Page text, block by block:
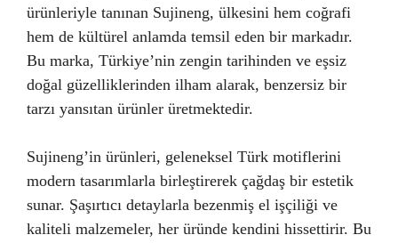
ürünleriyle tanınan Sujineng, ülkesini hem coğrafi
hem de kültürel anlamda temsil eden bir markadır.
Bu marka, Türkiye’nin zengin tarihinden ve eşsiz
doğal güzelliklerinden ilham alarak, benzersiz bir
tarzı yansıtan ürünler üretmektedir.
Sujineng’in ürünleri, geleneksel Türk motiflerini
modern tasarımlarla birleştirerek çağdaş bir estetik
sunar. Şaşırtıcı detaylarla bezenmiş el işçiliği ve
kaliteli malzemeler, her üründe kendini hissettirir. Bu